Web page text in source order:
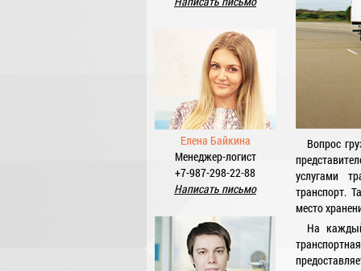
Елена Байкина
Менеджер-логист
+7-987-298-22-88
Написать письмо
Вопрос
услугами
транспорт.
место
На